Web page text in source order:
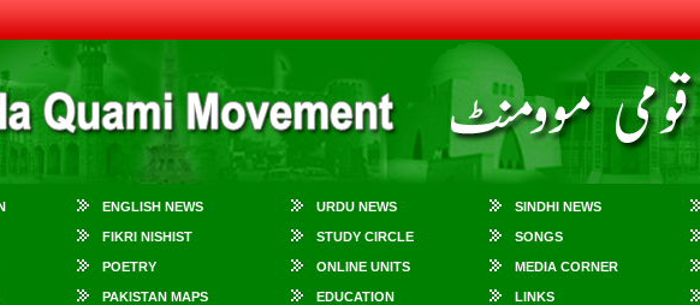
ENGLISH NEWS URDU NEWS SINDHI NEWS
FIKRI NISHIST STUDY CIRCLE SONGS
POETRY ONLINE UNITS MEDIA CORNER
PAKISTAN MAPS EDUCATION LINKS